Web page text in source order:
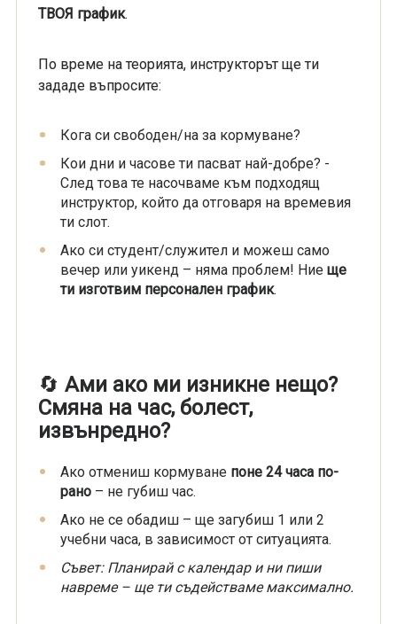
ТВОЯ график.
По време на теорията, инструкторът ще ти
зададе въпросите:
Кога си свободен/на за кормуване?
Кои дни и часове ти пасват най-добре? -
След това те насочваме към подходящ
инструктор, който да отговаря на времевия
ти слот.
Ако си студент/служител и можеш само
вечер или уикенд – няма проблем! Ние ще
ти изготвим персонален график.
🔄 Ами ако ми изникне нещо?
Смяна на час, болест,
извънредно?
Ако отмениш кормуване поне 24 часа по-
рано– не губиш час.
Ако не се обадиш – ще загубиш 1 или 2
учебни часа, в зависимост от ситуацията.
Съвет: Планирай с календар и ни пиши
навреме – ще ти съдействаме максимално.